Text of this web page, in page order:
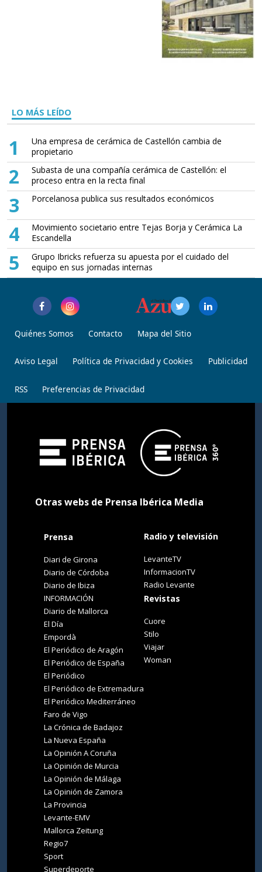
LO MÁS LEÍDO
1
Una empresa de cerámica de Castellón cambia de
propietario
2
Subasta de una compañía cerámica de Castellón: el
proceso entra en la recta final
3 Porcelanosa publica sus resultados económicos
4
Movimiento societario entre Tejas Borja y Cerámica La
Escandella
5
Grupo Ibricks refuerza su apuesta por el cuidado del
equipo en sus jornadas internas
Quiénes Somos Contacto Mapa del Sitio
Aviso Legal Política de Privacidad y Cookies Publicidad
RSS Preferencias de Privacidad
Otras webs de Prensa Ibérica Media
Prensa
Diari de Girona
Diario de Córdoba
Diario de Ibiza
INFORMACIÓN
Diario de Mallorca
El Día
Empordà
El Periódico de Aragón
El Periódico de España
El Periódico
El Periódico de Extremadura
El Periódico Mediterráneo
Faro de Vigo
La Crónica de Badajoz
La Nueva España
La Opinión A Coruña
La Opinión de Murcia
La Opinión de Málaga
La Opinión de Zamora
La Provincia
Levante-EMV
Mallorca Zeitung
Regio7
Sport
Superdeporte
Radio y televisión
LevanteTV
InformacionTV
Radio Levante
Revistas
Cuore
Stilo
Viajar
Woman